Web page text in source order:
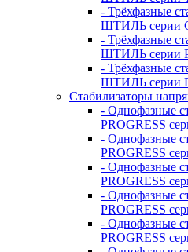
- Трёхфазные
ШТИЛЬ серии
- Трёхфазные
ШТИЛЬ серии
- Трёхфазные
ШТИЛЬ серии
Стабилизаторы
- Однофазные
PROGRESS
- Однофазные
PROGRESS
- Однофазные
PROGRESS
- Однофазные
PROGRESS
- Однофазные
PROGRESS